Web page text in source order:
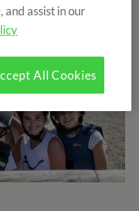
and assist in our
All Cookies